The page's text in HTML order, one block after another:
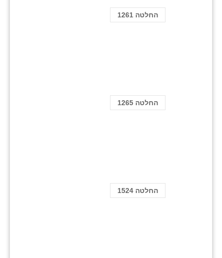
החלטה 1261
החלטה 1265
החלטה 1524